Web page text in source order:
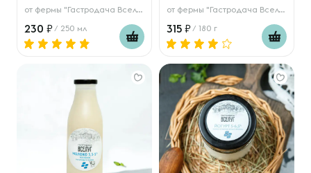
от фермы "Гастродача Вселуг"
230 / 250 мл
от фермы "Гастродача Вселуг"
315 / 180 г